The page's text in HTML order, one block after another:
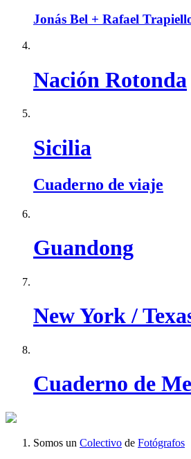
Jonás Bel + Rafael
Nación Rotonda
Sicilia
Cuaderno de viaje
Guandong
New York /
Cuaderno de
Somos un Colectivo de Fotógrafos